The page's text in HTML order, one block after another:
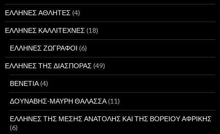
ΕΛΛΗΝΕΣ ΑΘΛΗΤΕΣ (4)
ΕΛΛΗΝΕΣ ΚΑΛΛΙΤΕΧΝΕΣ (18)
ΕΛΛΗΝΕΣ ΖΩΓΡΑΦΟΙ (6)
ΕΛΛΗΝΕΣ ΤΗΣ ΔΙΑΣΠΟΡΑΣ (49)
ΒΕΝΕΤΙΑ(4)
ΔΟΥΝΑΒΗΣ-ΜΑΥΡΗ ΘΑΛΑΣΣΑ(11)
ΕΛΛΗΝΕΣ ΤΗΣ ΜΕΣΗΣ ΑΝΑΤΟΛΗΣ ΚΑΙ ΤΗΣ ΒΟΡΕΙΟΥ ΑΦΡΙΚΗΣ
(6)